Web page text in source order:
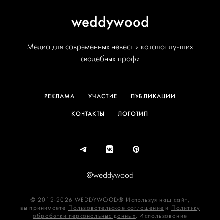
weddywood
Медиа для современных невест и каталог лучших
свадебных профи
РЕКЛАМА УЧАСТИЕ ПУБЛИКАЦИИ
КОНТАКТЫ ЛОГОТИП
@weddywood
© 2012-2026 WEDDYWOOD® Используя наш сайт,
вы принимаете
Пользовательское соглашение и
Политику
обработки персональных данных. Использование